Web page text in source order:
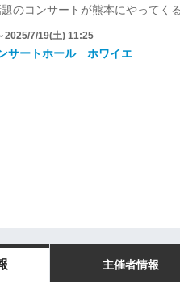
のコンサートが熊本にやってくる
2025/7/19(土) 11:25
サートホール ホワイエ
主催者情報